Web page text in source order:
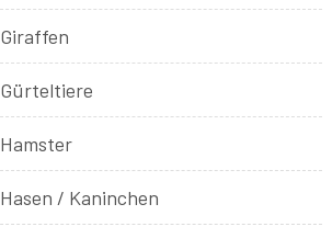
Giraffen
Gürteltiere
Hamster
Hasen / Kaninchen